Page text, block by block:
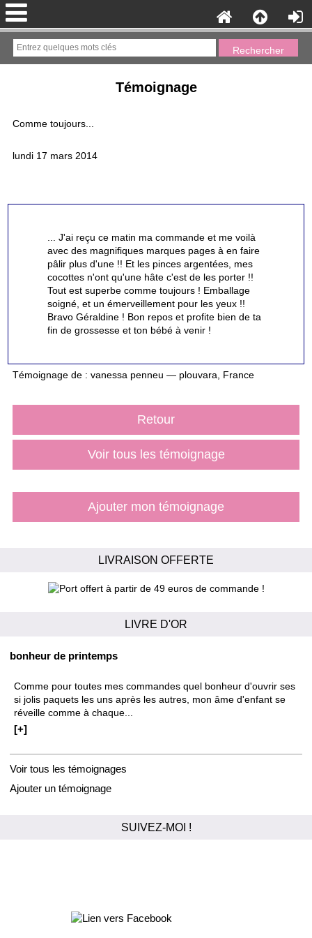
Témoignage
Comme toujours...
lundi 17 mars 2014
... J'ai reçu ce matin ma commande et me voilà
avec des magnifiques marques pages à en faire
pâlir plus d'une !! Et les pinces argentées, mes
cocottes n'ont qu'une hâte c'est de les porter !!
Tout est superbe comme toujours ! Emballage
soigné, et un émerveillement pour les yeux !!
Bravo Géraldine ! Bon repos et profite bien de ta
fin de grossesse et ton bébé à venir !
Témoignage de : vanessa penneu — plouvara, France
Retour
Voir tous les témoignage
Ajouter mon témoignage
LIVRAISON OFFERTE
LIVRE D'OR
bonheur de printemps
Comme pour toutes mes commandes quel bonheur d'ouvrir ses
si jolis paquets les uns après les autres, mon âme d'enfant se
réveille comme à chaque...
[+]
Voir tous les témoignages
Ajouter un témoignage
SUIVEZ-MOI !